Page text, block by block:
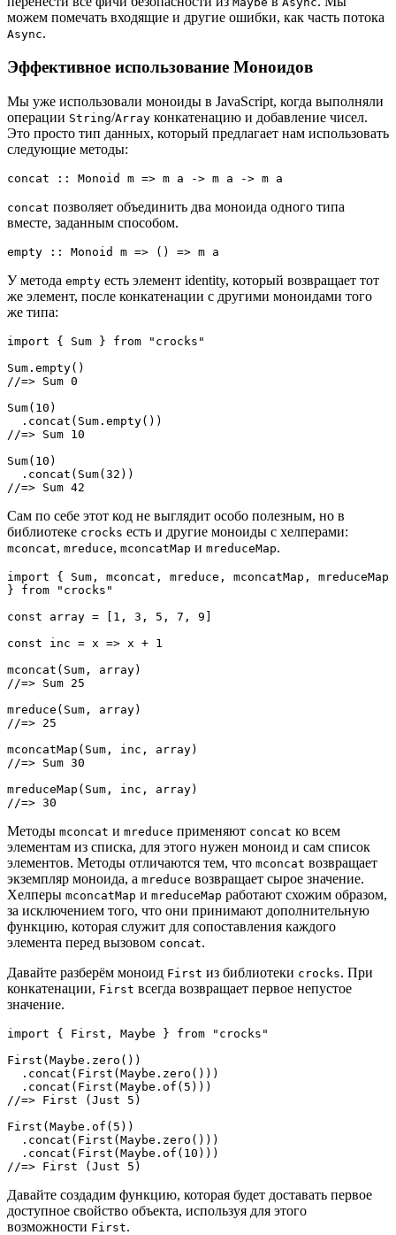
можем помечать входящие и другие ошибки, как часть потока
Async.
Эффективное использование Моноидов
Мы уже использовали моноиды в JavaScript, когда выполняли
операции String/Array конкатенацию и добавление чисел.
Это просто тип данных, который предлагает нам использовать
следующие методы:
concat :: Monoid m => m a -> m a -> m a
concat позволяет объединить два моноида одного типа
вместе, заданным способом.
empty :: Monoid m => () => m a
У метода empty есть элемент identity, который возвращает тот
же элемент, после конкатенации с другими моноидами того
же типа:
import { Sum } from "crocks"
Sum.empty()
//=> Sum 0
Sum(10)
//=> Sum 10
Sum(10)
//=> Sum 42
Сам по себе этот код не выглядит особо полезным, но в
библиотеке crocks есть и другие моноиды с хелперами:
mconcat, mreduce, mconcatMap и mreduceMap.
import { Sum, mconcat, mreduce, mconcatMap, mreduceMap
} from "crocks"
const array = [1, 3, 5, 7, 9]
const inc = x => x + 1
mconcat(Sum, array)
//=> Sum 25
mreduce(Sum, array)
//=> 25
mconcatMap(Sum, inc, array)
//=> Sum 30
mreduceMap(Sum, inc, array)
//=> 30
Методы mconcat и mreduce применяют concat ко всем
элементам из списка, для этого нужен моноид и сам список
элементов. Методы отличаются тем, что mconcat возвращает
экземпляр моноида, а mreduce возвращает сырое значение.
Хелперы mconcatMap и mreduceMap работают схожим образом,
за исключением того, что они принимают дополнительную
функцию, которая служит для сопоставления каждого
элемента перед вызовом concat.
Давайте разберём моноид First из библиотеки crocks. При
конкатенации, First всегда возвращает первое непустое
значение.
import { First, Maybe } from "crocks"
First(Maybe.zero())
//=> First (Just 5)
First(Maybe.of(5))
//=> First (Just 5)
Давайте создадим функцию, которая будет доставать первое
доступное свойство объекта, используя для этого
возможности First.